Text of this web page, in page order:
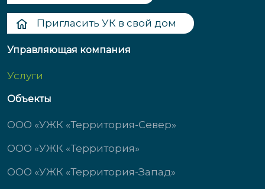
Пригласить УК в свой дом
Управляющая компания
Услуги
Объекты
ООО «УЖК «Территория-Север»
ООО «УЖК «Территория»
ООО «УЖК «Территория-Запад»